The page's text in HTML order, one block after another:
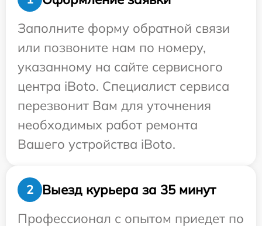
Заполните форму обратной связи
или позвоните нам по номеру,
указанному на сайте сервисного
центра iBoto. Специалист сервиса
перезвонит Вам для уточнения
необходимых работ ремонта
Вашего устройства iBoto.
2
Выезд курьера за 35 минут
Профессионал с опытом приедет по